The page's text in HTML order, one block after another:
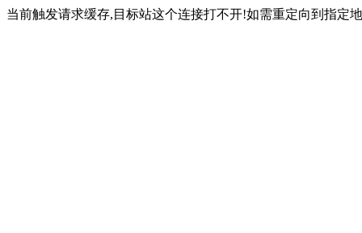
当前触发请求缓存,目标站这个连接打不开!如需重定向到指定